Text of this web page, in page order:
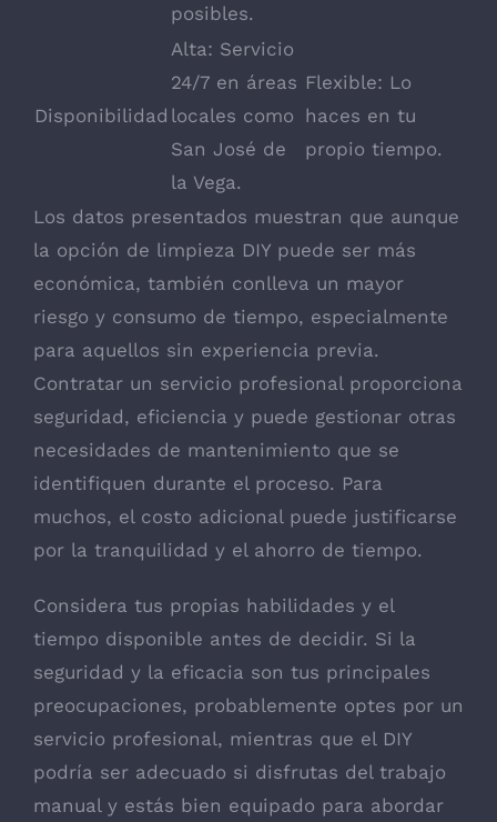
posibles.
Disponibilidad
Alta: Servicio
24/7 en áreas
locales como
San José de
la Vega.
Flexible: Lo
haces en tu
propio tiempo.
Los datos presentados muestran que aunque
la opción de limpieza DIY puede ser más
económica, también conlleva un mayor
riesgo y consumo de tiempo, especialmente
para aquellos sin experiencia previa.
Contratar un servicio profesional proporciona
seguridad, eficiencia y puede gestionar otras
necesidades de mantenimiento que se
identifiquen durante el proceso. Para
muchos, el costo adicional puede justificarse
por la tranquilidad y el ahorro de tiempo.
Considera tus propias habilidades y el
tiempo disponible antes de decidir. Si la
seguridad y la eficacia son tus principales
preocupaciones, probablemente optes por un
servicio profesional, mientras que el DIY
podría ser adecuado si disfrutas del trabajo
manual y estás bien equipado para abordar